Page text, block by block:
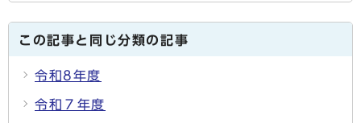
この記事と同じ分類の記事
令和8年度
令和７年度